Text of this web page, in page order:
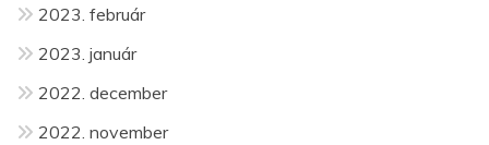
2023. február
2023. január
2022. december
2022. november